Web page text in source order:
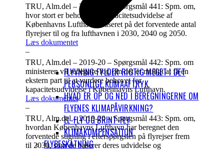
FLYVNING FYLDER RIGTIG MEGET I DET
PERSONLIGE KLIMAAFTRYK
HVAD ER OP OG NED I BEREGNINGERNE OM
FLYENES KLIMAPÅVIRKNING?
EL-FLY OG BRINT-FLY
KLIMAKOMPENSATION
FLYBESKATNING
TRU, Alm.del – 2019-20 – Spørgsmål 441: Spm. om,
hvor stort er behovet for kapacitetsudvidelse af
Københavns Lufthavn, baseret på det forventede antal
flyrejser til og fra lufthavnen i 2030, 2040 og 2050.
Læs dokumentet
–
TRU, Alm.del – 2019-20 – Spørgsmål 442: Spm. om
ministeren vil redegøre for, om det er muligt at få en
ekstern part til at vurdere behovet for
kapacitetsudvidelse i Københavns Lufthavn.
Læs dokumentet
–
TRU, Alm.del – 2019-20 – Spørgsmål 443: Spm. om,
hvordan Københavns Lufthavn har beregnet den
forventede stigning i efterspørgslen på flyrejser frem
til 2030, som de baserer deres udvidelse og